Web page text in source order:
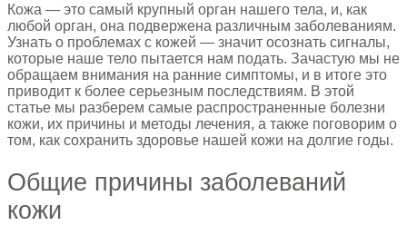
Кожа — это самый крупный орган нашего тела, и, как
любой орган, она подвержена различным заболеваниям.
Узнать о проблемах с кожей — значит осознать сигналы,
которые наше тело пытается нам подать. Зачастую мы не
обращаем внимания на ранние симптомы, и в итоге это
приводит к более серьезным последствиям. В этой
статье мы разберем самые распространенные болезни
кожи, их причины и методы лечения, а также поговорим о
том, как сохранить здоровье нашей кожи на долгие годы.
Общие причины заболеваний
кожи